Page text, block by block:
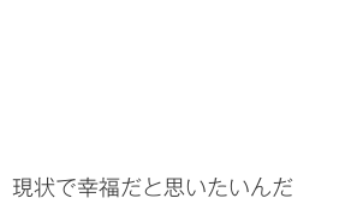
現状で幸福だと思いたいんだ